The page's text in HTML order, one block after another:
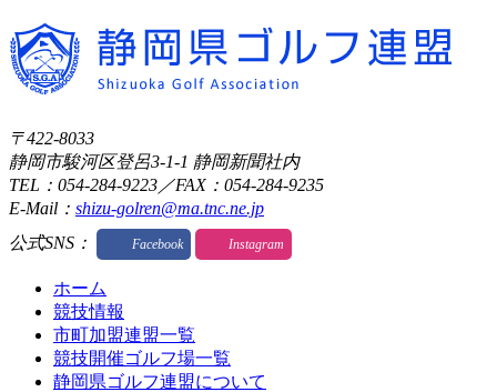
〒422-8033
静岡市駿河区登呂3-1-1 静岡新聞社内
TEL：054-284-9223／FAX：054-284-9235
E-Mail： shizu-golren@ma.tnc.ne.jp
公式SNS：
Facebook Instagram
ホーム
競技情報
市町加盟連盟一覧
競技開催ゴルフ場一覧
静岡県ゴルフ連盟について